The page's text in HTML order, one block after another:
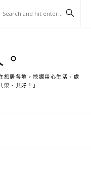
旅居各地，挖掘用心生活、處
、共好！」